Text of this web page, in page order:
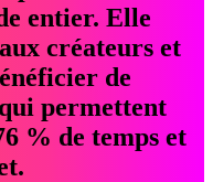
entier. Elle
créateurs et
de
permettent
% de temps et